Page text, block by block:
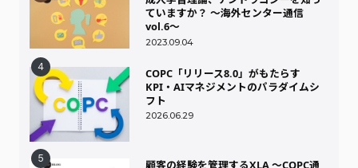
2023.09.04
ていますか？ ～海外センター通信
vol.6～
2026.06.29
COPC「リリース8.0」がもたらす
KPI・AIマネジメントのパラダイムシ
フト
顧客の経験を管理するXLA ～COPC通